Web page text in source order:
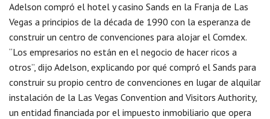
Adelson compró el hotel y casino Sands en la Franja de Las
Vegas a principios de la década de 1990 con la esperanza de
construir un centro de convenciones para alojar el Comdex.
“Los empresarios no están en el negocio de hacer ricos a
otros”, dijo Adelson, explicando por qué compró el Sands para
construir su propio centro de convenciones en lugar de alquilar
instalación de la Las Vegas Convention and Visitors Authority,
un entidad financiada por el impuesto inmobiliario que opera